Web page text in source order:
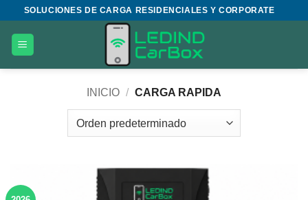
Saltar
contenido
SOLUCIONES DE CARGA RESIDENCIALES Y CORPORATE
INICIO / CARGA RAPIDA